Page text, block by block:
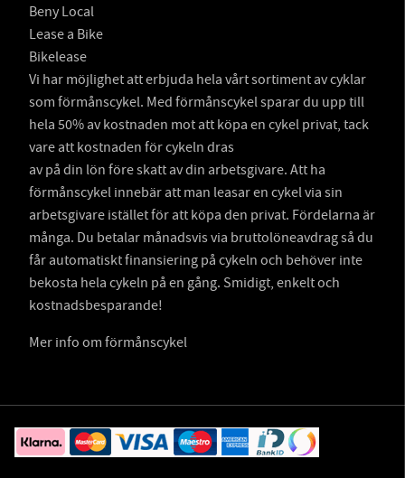
Beny Local
Lease a Bike
Bikelease
Vi har möjlighet att erbjuda hela vårt sortiment av cyklar
som förmånscykel. Med förmånscykel sparar du upp till
hela 50% av kostnaden mot att köpa en cykel privat, tack
vare att kostnaden för cykeln dras
av på din lön före skatt av din arbetsgivare. Att ha
förmånscykel innebär att man leasar en cykel via sin
arbetsgivare istället för att köpa den privat. Fördelarna är
många. Du betalar månadsvis via bruttolöneavdrag så du
får automatiskt finansiering på cykeln och behöver inte
bekosta hela cykeln på en gång. Smidigt, enkelt och
kostnadsbesparande!
Mer info om förmånscykel